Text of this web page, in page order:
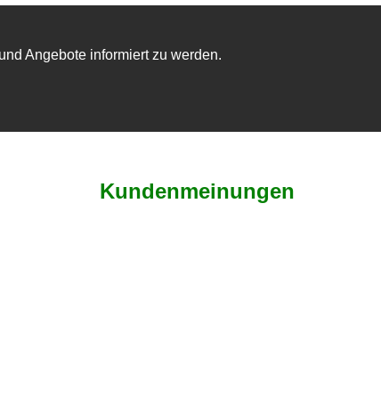
Angebote informiert zu werden.
Kundenmeinungen